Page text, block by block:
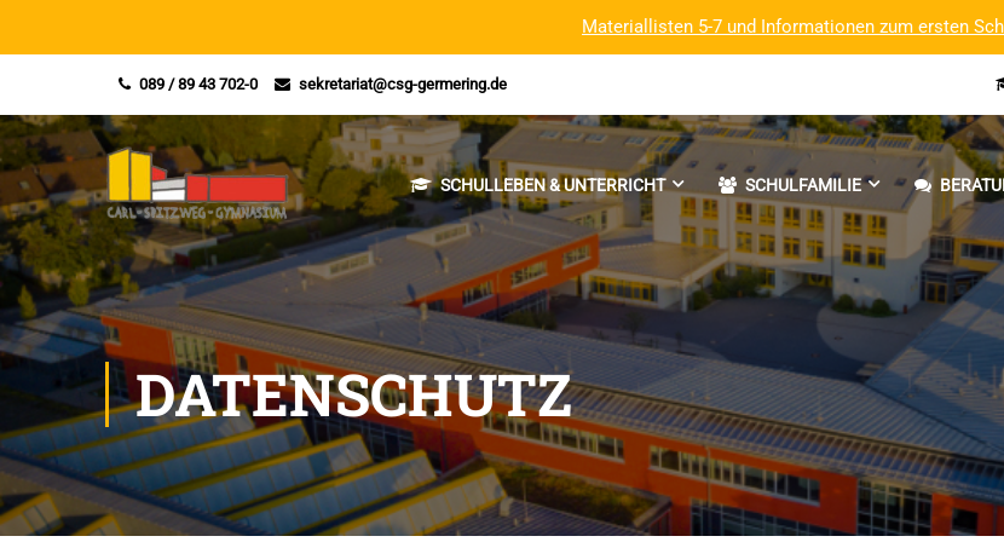
Materiallisten 5-7 und Informationen zum ersten
089 / 89 43 702-0 sekretariat@csg-germering.de
SCHULLEBEN & UNTERRICHT SCHULFAMILIE
DATENSCHUTZ